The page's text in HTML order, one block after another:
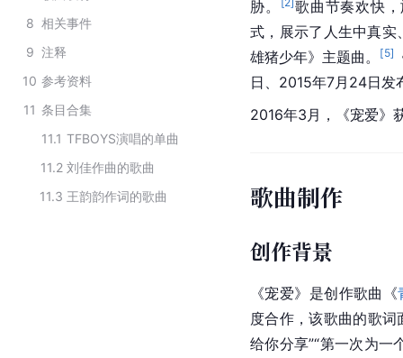
8 相关事件
9 注释
10 参考资料
11 条目合集
11.1 TFBOYS演唱的单曲
11.2 刘佳作曲的歌曲
11.3 王韵韵作词的歌曲
胁。
歌曲节奏欢快
式，展示了人生中真实
雄猪少年》主题曲。
[5]
日、2015年7月24日发
2016年3月，《宠爱》
歌曲制作
创作背景
《宠爱》是创作歌曲《
度合作，该歌曲的歌
给你分享”“第一次为一